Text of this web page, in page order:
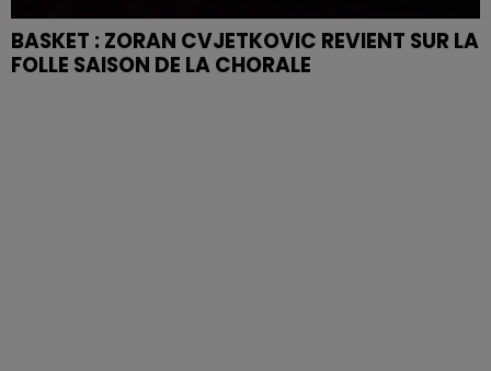
BASKET : ZORAN CVJETKOVIC REVIENT SUR LA
FOLLE SAISON DE LA CHORALE